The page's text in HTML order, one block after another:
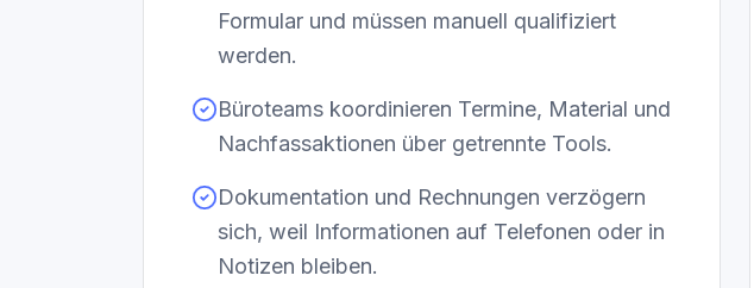
Formular und müssen manuell qualifiziert
werden.
Büroteams koordinieren Termine, Material und
Nachfassaktionen über getrennte Tools.
Dokumentation und Rechnungen verzögern
sich, weil Informationen auf Telefonen oder in
Notizen bleiben.